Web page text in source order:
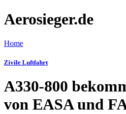
Aerosieger.de
Home
Zivile Luftfahrt
A330-800
von EASA und